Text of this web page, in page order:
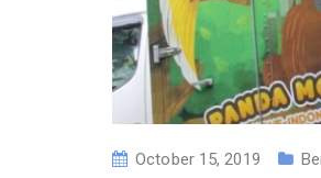
October 15, 2019